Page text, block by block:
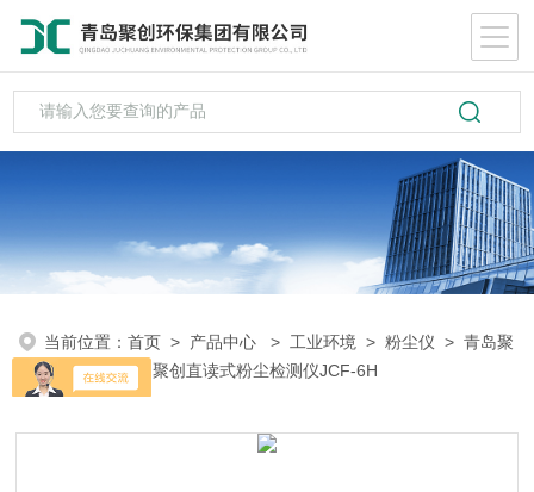
当前位置：首页 > 产品中心 > 工业环境 >粉尘仪 > 青岛聚
创JCF-6H青岛聚创直读式粉尘检测仪JCF-6H